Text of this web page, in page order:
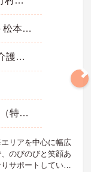
ＪＲ中央本線(東京－松本)「長坂駅」バス・車15分
■実務者研修以上、介護福祉士 ※実務経験1年以上
特別養護老人ホーム（特養）
リアを中心に幅広
のびのびと笑顔あ
サポートしていま